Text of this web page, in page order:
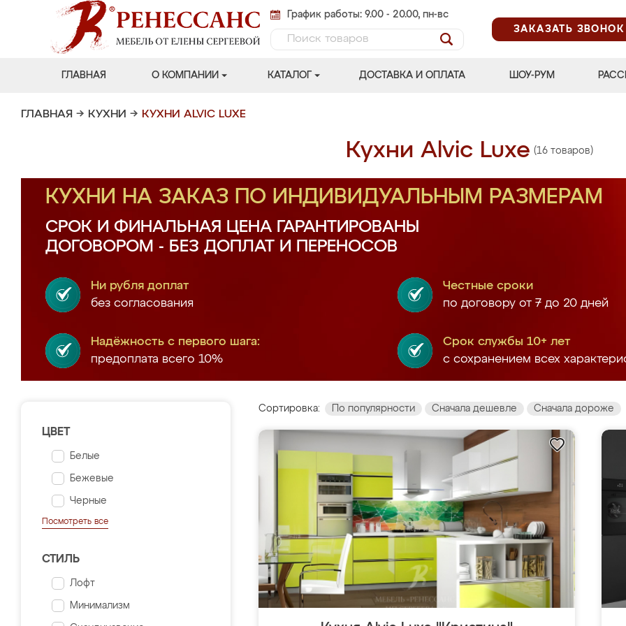
График работы: 9.00 - 20.00, пн-вс
ЗАКАЗАТЬ ЗВОНОК
ГЛАВНАЯ О КОМПАНИИ КАТАЛОГ ДОСТАВКА И ОПЛАТА ШОУ-РУМ
ГЛАВНАЯ → КУХНИ → КУХНИ ALVIC LUXE
Кухни Alvic Luxe (16 товаров)
КУХНИ НА ЗАКАЗ ПО ИНДИВИДУАЛЬНЫМ РАЗМЕРАМ
СРОК И ФИНАЛЬНАЯ ЦЕНА ГАРАНТИРОВАНЫ
ДОГОВОРОМ - БЕЗ ДОПЛАТ И ПЕРЕНОСОВ
Ни рубля доплат
без согласования
Честные сроки
по договору от 7 до 20 дней
Надёжность с первого шага:
предоплата всего 10%
Срок службы 10+ лет
с сохранением всех
ЦВЕТ
Белые
Бежевые
Черные
Посмотреть все
СТИЛЬ
Лофт
Минимализм
Сортировка: По популярности Сначала дешевле Сначала дороже